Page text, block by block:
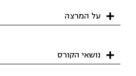
על המרצה
נושאי הקורס